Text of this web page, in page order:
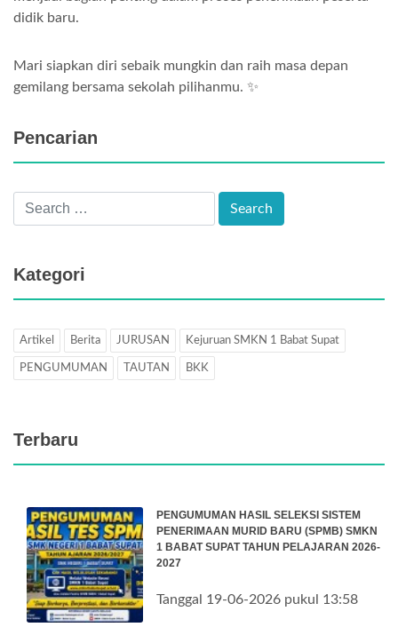
didik baru.
Mari siapkan diri sebaik mungkin dan raih masa depan
gemilang bersama sekolah pilihanmu. ✨
Pencarian
Kategori
Artikel Berita JURUSAN Kejuruan SMKN 1 Babat Supat
PENGUMUMAN TAUTAN BKK
Terbaru
PENGUMUMAN HASIL SELEKSI SISTEM
PENERIMAAN MURID BARU (SPMB) SMKN
1 BABAT SUPAT TAHUN PELAJARAN 2026-
2027
Tanggal 19-06-2026 pukul 13:58